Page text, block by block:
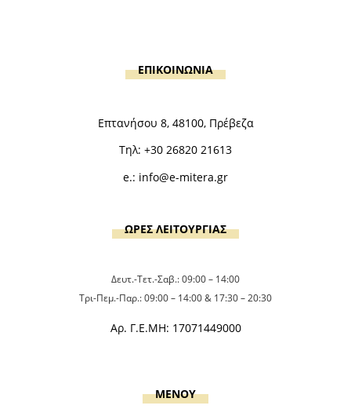
ΕΠΙΚΟΙΝΩΝΙΑ
Επτανήσου 8, 48100, Πρέβεζα
Τηλ: +30 26820 21613
e.: info@e-mitera.gr
ΩΡΕΣ ΛΕΙΤΟΥΡΓΙΑΣ
Δευτ.-Τετ.-Σαβ.: 09:00 – 14:00
Τρι-Πεμ.-Παρ.: 09:00 – 14:00 & 17:30 – 20:30
Αρ. Γ.Ε.ΜΗ: 17071449000
MENOY